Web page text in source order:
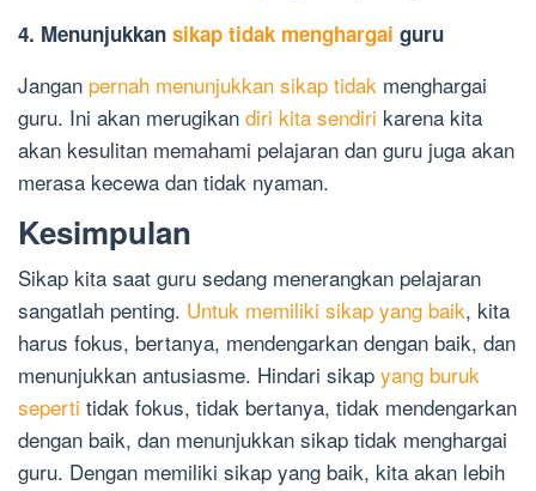
4. Menunjukkan sikap tidak menghargai guru
Jangan pernah menunjukkan sikap tidak menghargai
guru. Ini akan merugikan diri kita sendiri karena kita
akan kesulitan memahami pelajaran dan guru juga akan
merasa kecewa dan tidak nyaman.
Kesimpulan
Sikap kita saat guru sedang menerangkan pelajaran
sangatlah penting. Untuk memiliki sikap yang baik, kita
harus fokus, bertanya, mendengarkan dengan baik, dan
menunjukkan antusiasme. Hindari sikap yang buruk
seperti tidak fokus, tidak bertanya, tidak mendengarkan
dengan baik, dan menunjukkan sikap tidak menghargai
guru. Dengan memiliki sikap yang baik, kita akan lebih